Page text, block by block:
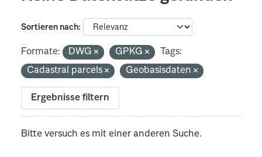
Sortieren nach
Formate: DWG GPKG
Tags:
Cadastral parcels
Geobasisdaten
Ergebnisse filtern
Bitte versuch es mit einer anderen Suche.